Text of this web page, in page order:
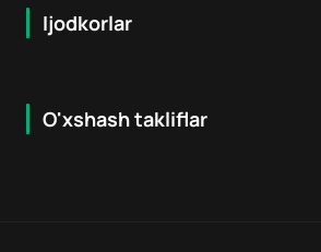
Ijodkorlar
O'xshash takliflar
6 + 7.8